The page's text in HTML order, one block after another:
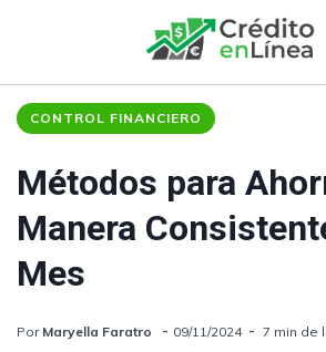
CONTROL FINANCIERO
Métodos para
Manera
Mes
Por Maryella Faratro 09/11/2024 7 min de